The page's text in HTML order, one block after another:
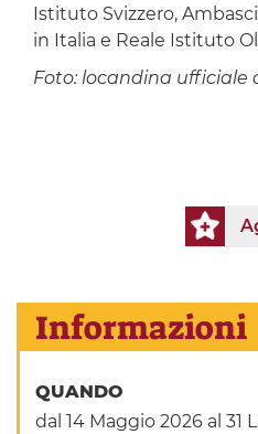
Istituto Svizzero,
in Italia e Reale Istituto
Foto: locandina ufficiale
Informazioni
QUANDO
dal 14 Maggio 2026 al 31